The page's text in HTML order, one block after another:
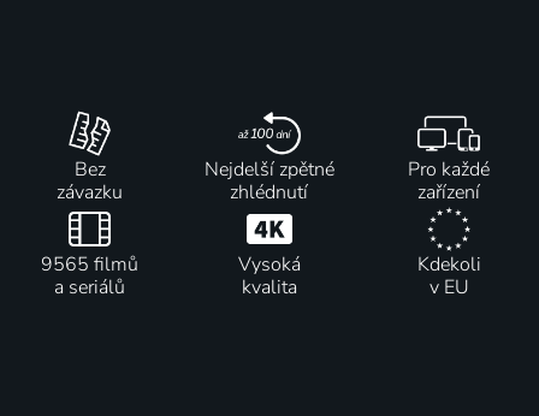
Bez
závazku
Nejdelší zpětné
zhlédnutí
Pro každé
zařízení
9565 filmů
a seriálů
Vysoká
kvalita
Kdekoli
v EU